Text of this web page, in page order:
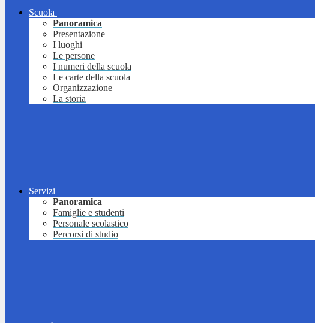
Scuola
Panoramica
Presentazione
I luoghi
Le persone
I numeri della scuola
Le carte della scuola
Organizzazione
La storia
Servizi
Panoramica
Famiglie e studenti
Personale scolastico
Percorsi di studio